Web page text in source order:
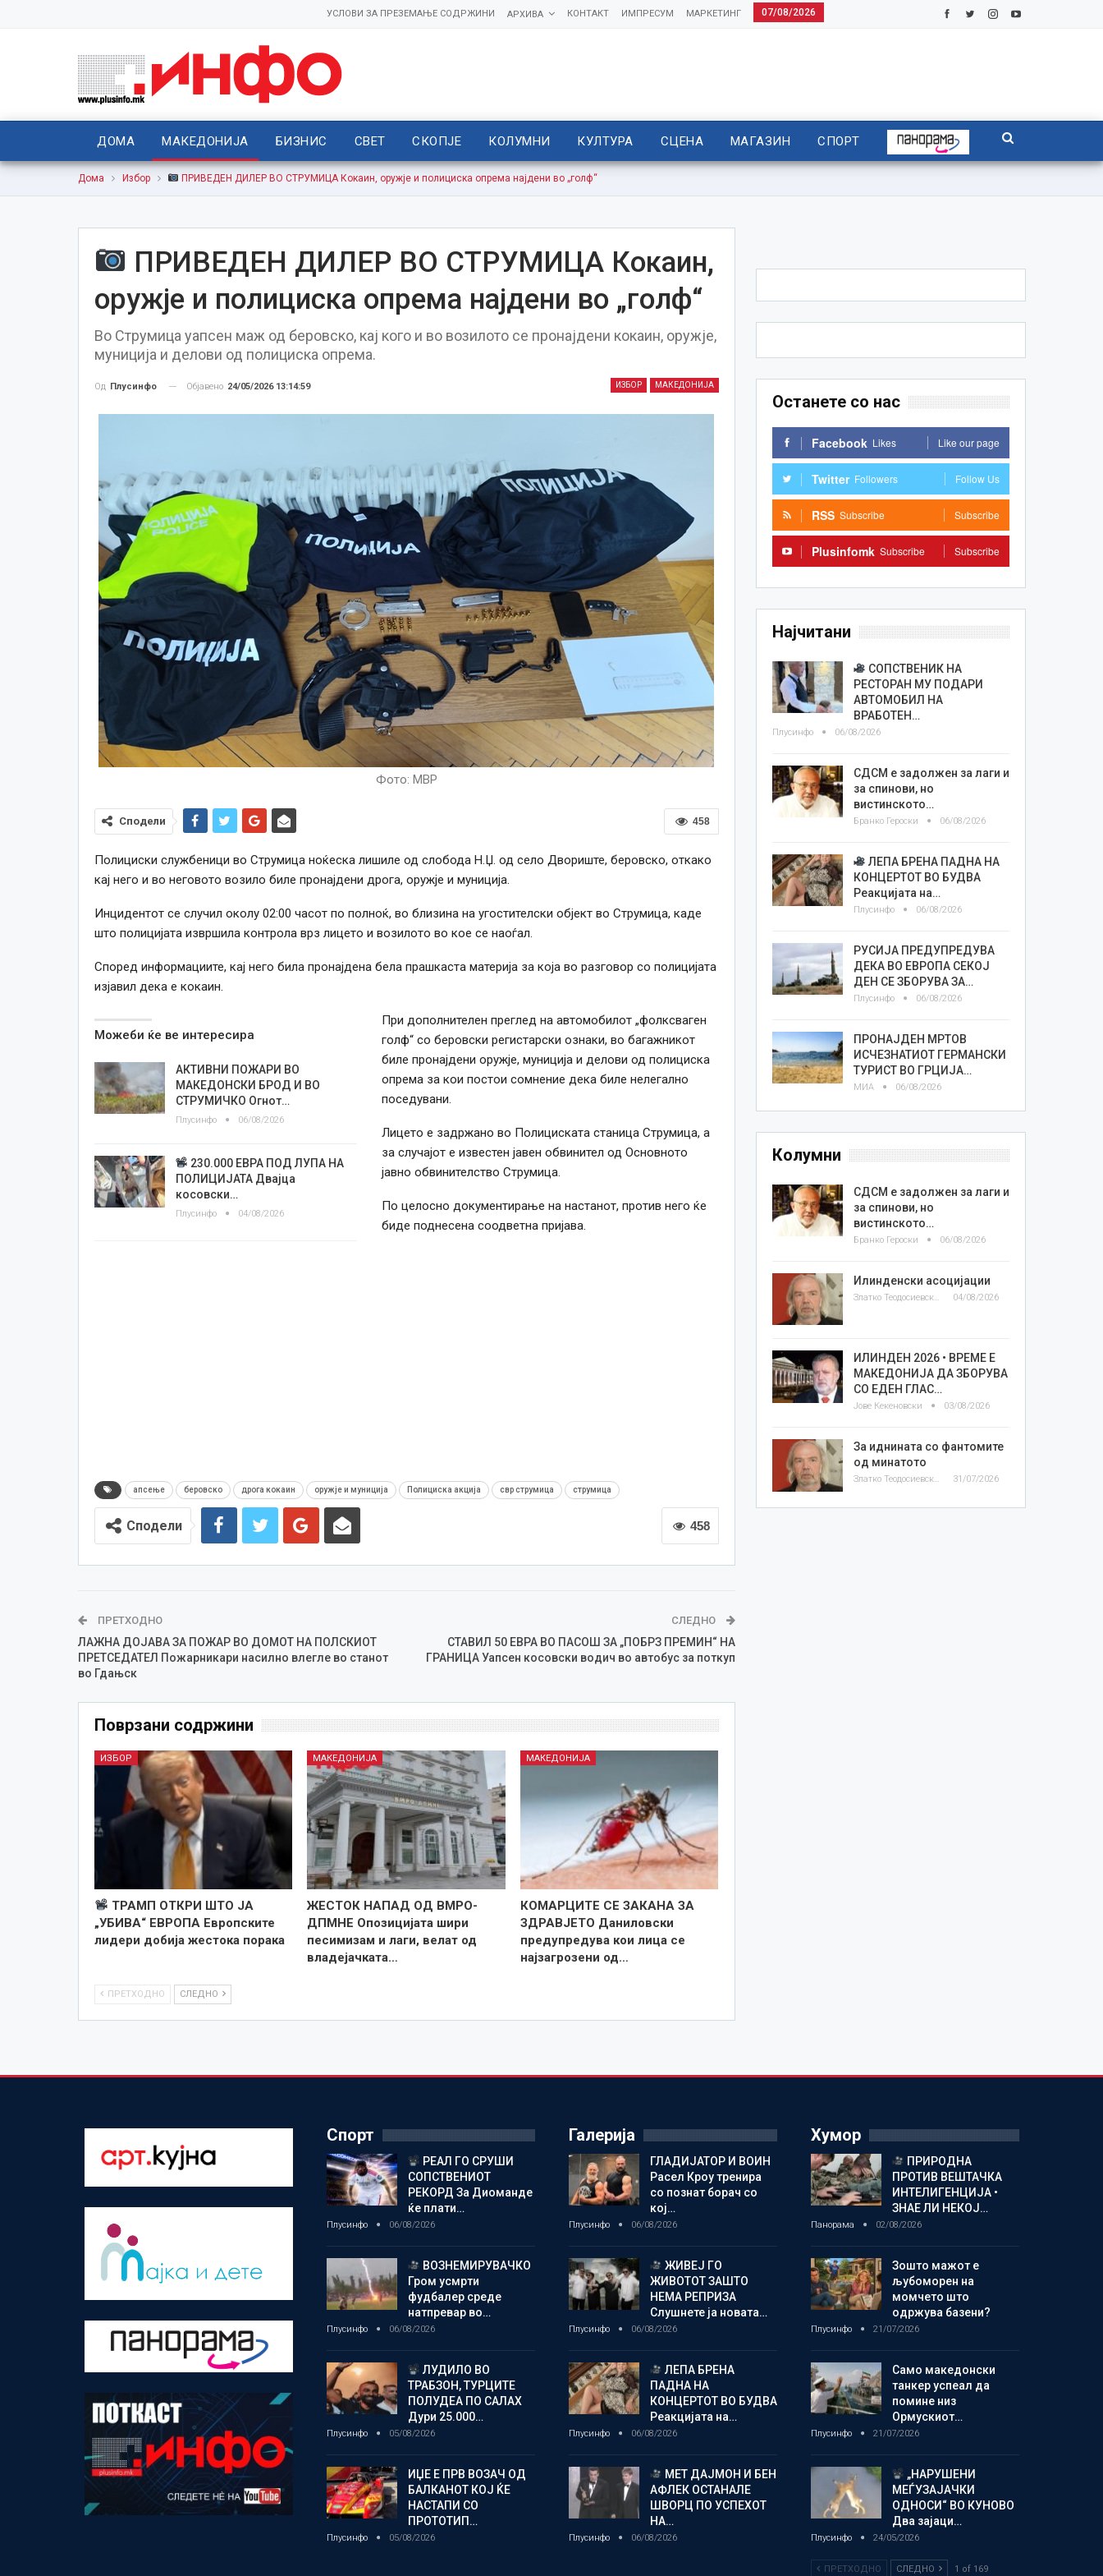
07/08/2026
МАРКЕТИНГ
ИМПРЕСУМ
КОНТАКТ
АРХИВА
УСЛОВИ ЗА ПРЕЗЕМАЊЕ СОДРЖИНИ
ДОМА МАКЕДОНИЈА БИЗНИС СВЕТ СКОПЈЕ КОЛУМНИ КУЛТУРА СЦЕНА МАГАЗИН СПОРТ
Дома Избор ПРИВЕДЕН ДИЛЕР ВО СТРУМИЦА Кокаин, оружје и полициска опрема најдени во „голф“
ПРИВЕДЕН ДИЛЕР ВО СТРУМИЦА Кокаин,
оружје и полициска опрема најдени во „голф“
Во Струмица уапсен маж од беровско, кај кого и во возилото се пронајдени кокаин, оружје,
муниција и делови од полициска опрема.
ИЗБОР МАКЕДОНИЈА
Од Плусинфо Објавено 24/05/2026 13:14:59
Фото: МВР
458
Сподели
Полициски службеници во Струмица ноќеска лишиле од слобода Н.Џ. од село Двориште, беровско, откако
кај него и во неговото возило биле пронајдени дрога, оружје и муниција.
Инцидентот се случил околу 02:00 часот по полноќ, во близина на угостителски објект во Струмица, каде
што полицијата извршила контрола врз лицето и возилото во кое се наоѓал.
Според информациите, кај него била пронајдена бела прашкаста материја за која во разговор со полицијата
изјавил дека е кокаин.
Можеби ќе ве интересира
АКТИВНИ ПОЖАРИ ВО
МАКЕДОНСКИ БРОД И ВО
СТРУМИЧКО Огнот…
Плусинфо 06/08/2026
230.000 ЕВРА ПОД ЛУПА НА
ПОЛИЦИЈАТА Двајца
косовски…
Плусинфо 04/08/2026
При дополнителен преглед на автомобилот „фолксваген
голф“ со беровски регистарски ознаки, во багажникот
биле пронајдени оружје, муниција и делови од полициска
опрема за кои постои сомнение дека биле нелегално
поседувани.
Лицето е задржано во Полициската станица Струмица, а
за случајот е известен јавен обвинител од Основното
јавно обвинителство Струмица.
По целосно документирање на настанот, против него ќе
биде поднесена соодветна пријава.
апсење беровско дрога кокаин оружје и муниција Полициска акција свр струмица струмица
458
Сподели
ПРЕТХОДНО
ЛАЖНА ДОЈАВА ЗА ПОЖАР ВО ДОМOT НА ПОЛСКИОТ
ПРЕТСЕДАТЕЛ Пожарникари насилно влегле во станот
во Гдањск
СЛЕДНО
СТАВИЛ 50 ЕВРА ВО ПАСОШ ЗА „ПОБРЗ ПРЕМИН“ НА
ГРАНИЦА Уапсен косовски водич во автобус за поткуп
Поврзани содржини
ИЗБОР
ТРАМП ОТКРИ ШТО ЈА
„УБИВА“ ЕВРОПА Европските
лидери добија жестока порака
МАКЕДОНИЈА
ЖЕСТОК НАПАД ОД ВМРО-
ДПМНЕ Опозицијата шири
песимизам и лаги, велат од
владејачката…
МАКЕДОНИЈА
КОМАРЦИТЕ СЕ ЗАКАНА ЗА
ЗДРАВЈЕТО Даниловски
предупредува кои лица се
најзагрозени од…
ПРЕТХОДНО СЛЕДНО
Останете со нас
Facebook Likes Like our page
Twitter Followers Follow Us
RSS Subscribe Subscribe
Plusinfomk Subscribe Subscribe
Најчитани
СОПСТВЕНИК НА
РЕСТОРАН МУ ПОДАРИ
АВТОМОБИЛ НА
ВРАБОТЕН…
Плусинфо 06/08/2026
СДСМ е задолжен за лаги и
за спинови, но
вистинското…
Бранко Героски 06/08/2026
ЛЕПА БРЕНА ПАДНА НА
КОНЦЕРТОТ ВО БУДВА
Реакцијата на…
Плусинфо 06/08/2026
РУСИЈА ПРЕДУПРЕДУВА
ДЕКА ВО ЕВРОПА СЕКОЈ
ДЕН СЕ ЗБОРУВА ЗА…
Плусинфо 06/08/2026
ПРОНАЈДЕН МРТОВ
ИСЧЕЗНАТИОТ ГЕРМАНСКИ
ТУРИСТ ВО ГРЦИЈА…
МИА 06/08/2026
Колумни
СДСМ е задолжен за лаги и
за спинови, но
вистинското…
Бранко Героски 06/08/2026
Илинденски асоцијации
Златко Теодосиевски 04/08/2026
ИЛИНДЕН 2026 • ВРЕМЕ Е
МАКЕДОНИЈА ДА ЗБОРУВА
СО ЕДЕН ГЛАС…
Јове Кекеновски 03/08/2026
За иднината со фантомите
од минатото
Златко Теодосиевски 31/07/2026
Спорт
РЕАЛ ГО СРУШИ
СОПСТВЕНИОТ
РЕКОРД За Диоманде
ќе плати…
Плусинфо 06/08/2026
ВОЗНЕМИРУВАЧКО
Гром усмрти
фудбалер среде
натпревар во…
Плусинфо 06/08/2026
ЛУДИЛО ВО
ТРАБЗОН, ТУРЦИТЕ
ПОЛУДЕА ПО САЛАХ
Дури 25.000…
Плусинфо 05/08/2026
ИЏЕ Е ПРВ ВОЗАЧ ОД
БАЛКАНОТ КОЈ ЌЕ
НАСТАПИ СО
ПРОТОТИП…
Плусинфо 05/08/2026
Галерија
ГЛАДИЈАТОР И ВОИН
Расел Кроу тренира
со познат борач со
кој…
Плусинфо 06/08/2026
ЖИВЕЈ ГО
ЖИВОТОТ ЗАШТО
НЕМА РЕПРИЗА
Слушнете ја новата…
Плусинфо 06/08/2026
ЛЕПА БРЕНА
ПАДНА НА
КОНЦЕРТОТ ВО БУДВА
Реакцијата на…
Плусинфо 06/08/2026
МЕТ ДАЈМОН И БЕН
АФЛЕК ОСТАНАЛЕ
ШВОРЦ ПО УСПЕХОТ
НА…
Плусинфо 06/08/2026
Хумор
ПРИРОДНА
ПРОТИВ ВЕШТАЧКА
ИНТЕЛИГЕНЦИЈА •
ЗНАЕ ЛИ НЕКОЈ…
Панорама 02/08/2026
Зошто мажот е
љубоморен на
момчето што
одржува базени?
Плусинфо 21/07/2026
Само македонски
танкер успеал да
помине низ
Ормускиот…
Плусинфо 21/07/2026
„НАРУШЕНИ
МЕЃУЗАЈАЧКИ
ОДНОСИ“ ВО КУНОВО
Два зајаци…
Плусинфо 24/05/2026
ПРЕТХОДНО СЛЕДНО 1 of 169